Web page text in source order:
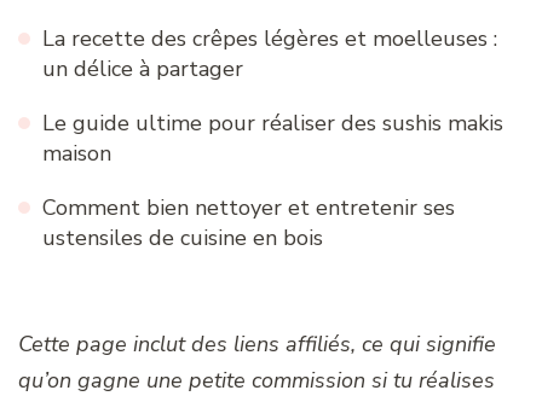
La recette des crêpes légères et moelleuses :
un délice à partager
Le guide ultime pour réaliser des sushis makis
maison
Comment bien nettoyer et entretenir ses
ustensiles de cuisine en bois
Cette page inclut des liens affiliés, ce qui signifie
qu’on gagne une petite commission si tu réalises